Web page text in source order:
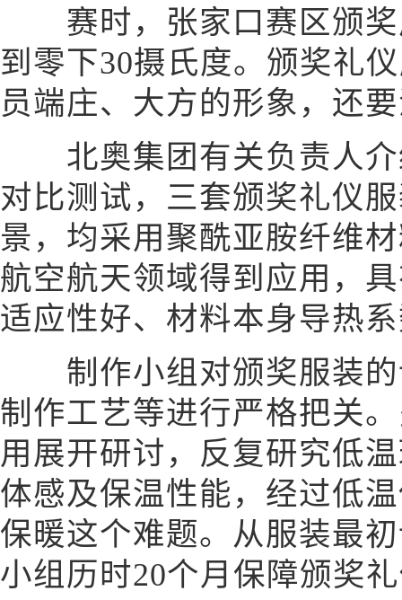
赛时，张家口赛区颁奖
到零下30摄氏度。颁奖礼
员端庄、大方的形象，还
北奥集团有关负责人介
对比测试，三套颁奖礼仪
景，均采用聚酰亚胺纤维
航空航天领域得到应用，
适应性好、材料本身导热
制作小组对颁奖服装的
制作工艺等进行严格把关
用展开研讨，反复研究低
体感及保温性能，经过低
保暖这个难题。从服装最
小组历时20个月保障颁奖